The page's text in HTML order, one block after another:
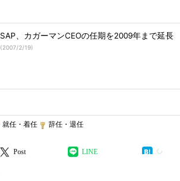
SAP、カガーマンCEOの任期を2009年まで延長
(2007/2/19)
就任・着任 辞任・退任
Post LINE